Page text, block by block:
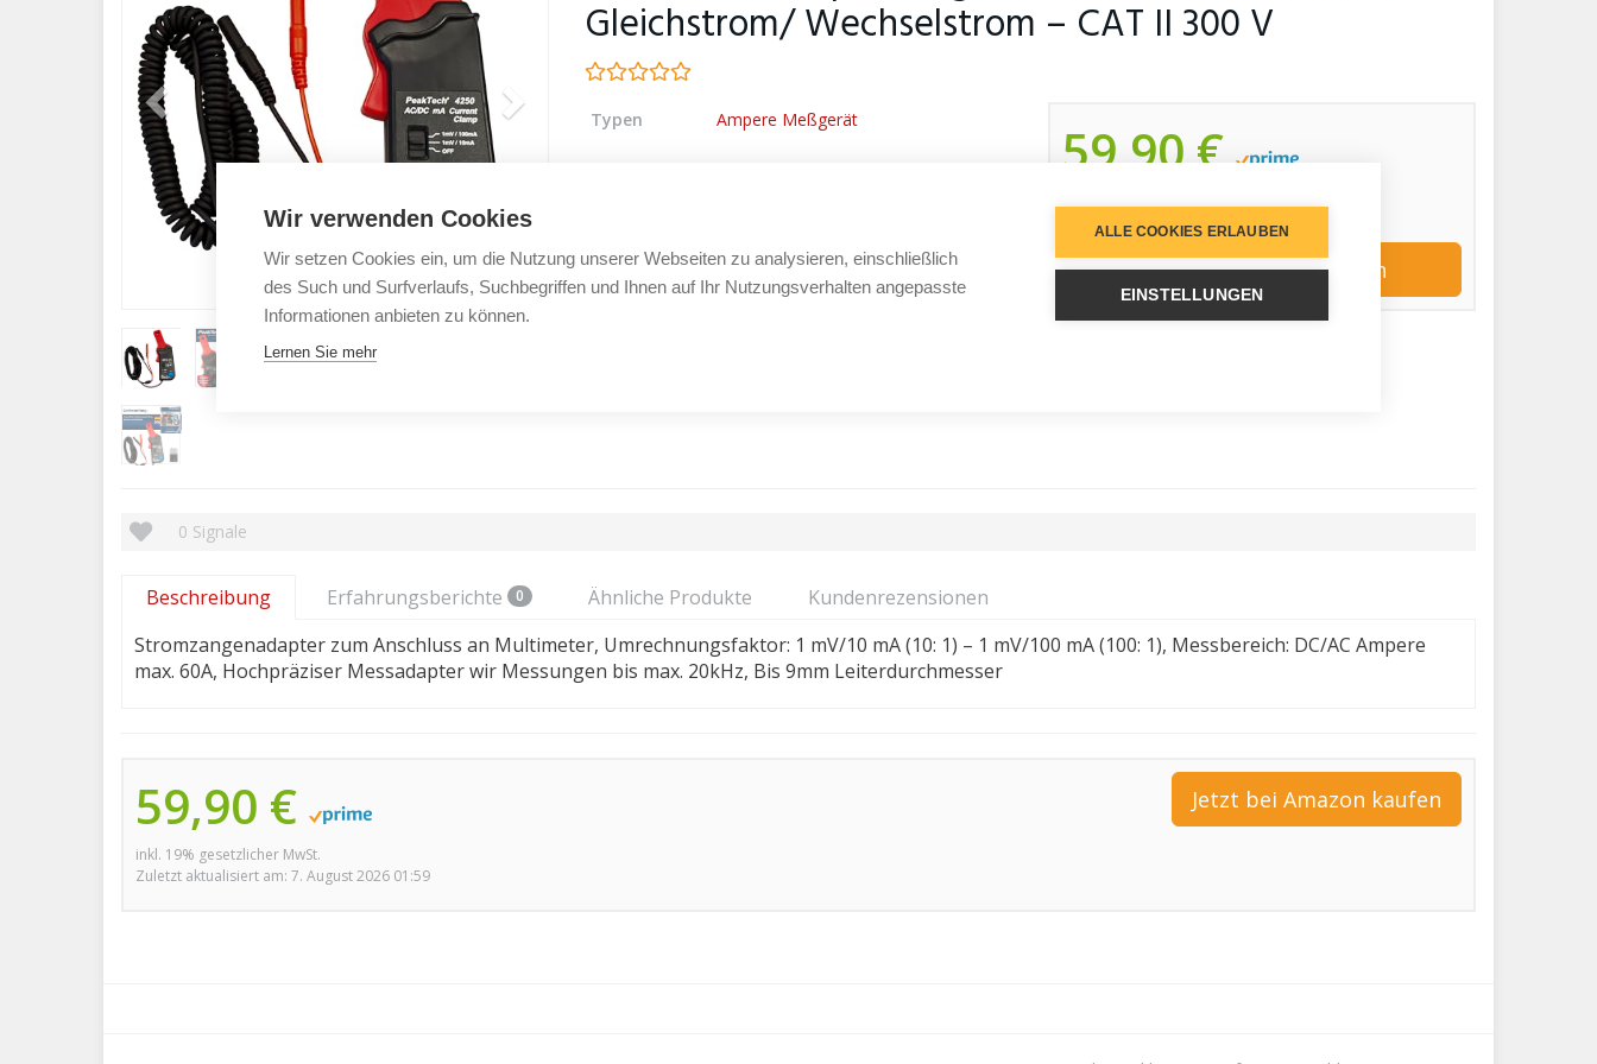
Gleichstrom/ Wechselstrom – CAT II 300 V
59,90 €
Jetzt bei Amazon kaufen
Typen Ampere Meßgerät
0 Signale
Beschreibung Erfahrungsberichte 0 Ähnliche Produkte
Kundenrezensionen
Stromzangenadapter zum Anschluss an Multimeter, Umrechnungsfaktor: 1 mV/10 mA (10: 1) – 1 mV/100 mA (100: 1), Messbereich: DC/AC Ampere
max. 60A, Hochpräziser Messadapter wir Messungen bis max. 20kHz, Bis 9mm Leiterdurchmesser
59,90 €
inkl. 19% gesetzlicher MwSt.
Zuletzt aktualisiert am: 7. August 2026 01:59
Jetzt bei Amazon kaufen
Wir verwenden Cookies
Wir setzen Cookies ein, um die Nutzung unserer Webseiten zu analysieren, einschließlich
des Such und Surfverlaufs, Suchbegriffen und Ihnen auf Ihr Nutzungsverhalten angepasste
Informationen anbieten zu können.
Lernen Sie mehr
ALLE COOKIES ERLAUBEN
EINSTELLUNGEN